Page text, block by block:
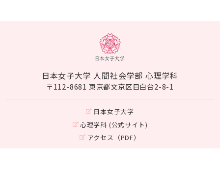
日本女子大学 人間社会学部 心理学科
〒112-8681 東京都文京区目白台2-8-1
日本女子大学
心理学科 (公式サイト)
アクセス（PDF）